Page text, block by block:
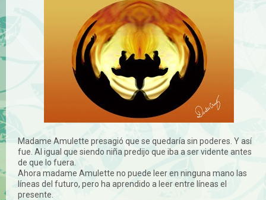
Madame Amulette presagió que se quedaría sin poderes. Y así
fue. Al igual que siendo niña predijo que iba a ser vidente antes
de que lo fuera.
Ahora madame Amulette no puede leer en ninguna mano las
líneas del futuro, pero ha aprendido a leer entre líneas el
presente.